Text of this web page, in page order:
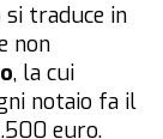
si traduce in
non
, la cui
notaio fa il
euro.